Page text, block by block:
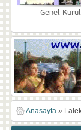
Genel
Anasayfa »